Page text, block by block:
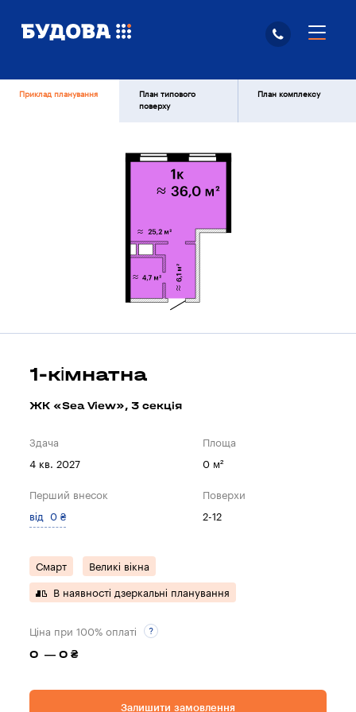
Приклад планування
План типового
поверху
План комплексу
1-кімнатна
ЖК «Sea View», 3 секцiя
Здача
4 кв. 2027
Площа
0 м²
Перший внесок
від 0 ₴
Поверхи
2-12
Смарт Великі вікна
В наявності дзеркальні планування
Ціна при 100% оплаті
0 — 0 ₴
Залишити замовлення